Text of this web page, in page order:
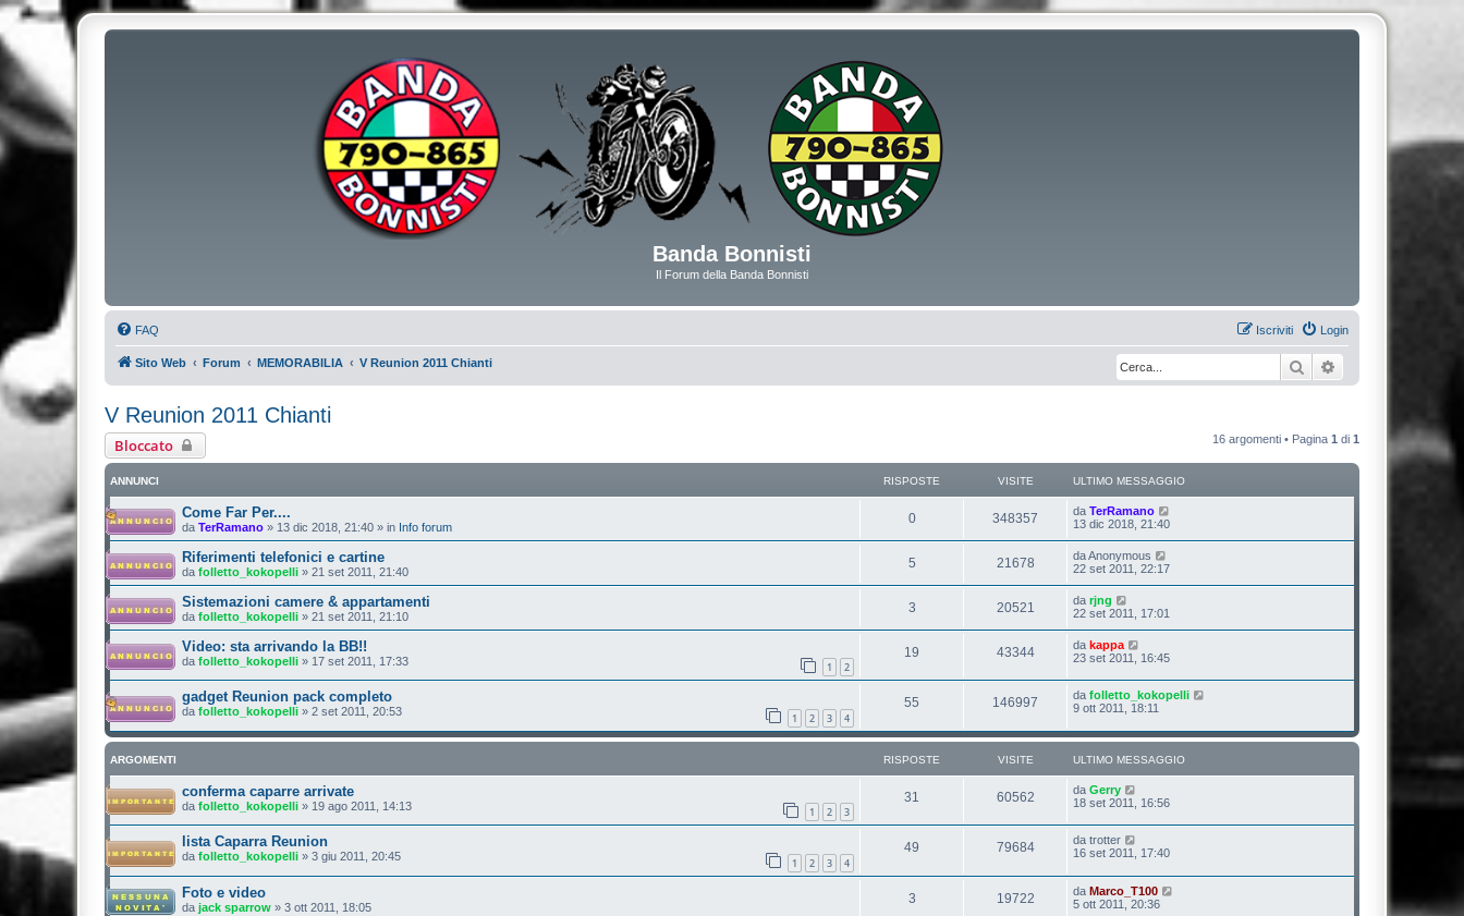
Banda Bonnisti
Il Forum della Banda Bonnisti
FAQ Login
Iscriviti
Sito Web Forum MEMORABILIA V Reunion 2011 Chianti Cerca
V Reunion 2011 Chianti
Bloccato 16 argomenti • Pagina 1 di 1
ANNUNCI RISPOSTE VISITE ULTIMO MESSAGGIO
Come Far Per....
da TerRamano » 13 dic 2018, 21:40 » in Info forum
0 348357 da TerRamano
13 dic 2018, 21:40
Riferimenti telefonici e cartine
da folletto_kokopelli » 21 set 2011, 21:40
5 21678 daAnonymous
22 set 2011, 22:17
Sistemazioni camere & appartamenti
da folletto_kokopelli » 21 set 2011, 21:10
3 20521 da rjng
22 set 2011, 17:01
Video: sta arrivando la BB!!
da folletto_kokopelli » 17 set 2011, 17:33 1 2
19 43344 da kappa
23 set 2011, 16:45
gadget Reunion pack completo
da folletto_kokopelli » 2 set 2011, 20:53 1 2 3 4
55 146997 da folletto_kokopelli
9 ott 2011, 18:11
ARGOMENTI RISPOSTE VISITE ULTIMO MESSAGGIO
conferma caparre arrivate
da folletto_kokopelli » 19 ago 2011, 14:13 1 2 3
31 60562 da Gerry
18 set 2011, 16:56
lista Caparra Reunion
da folletto_kokopelli » 3 giu 2011, 20:45 1 2 3 4
49 79684 da trotter
16 set 2011, 17:40
Foto e video
da jack sparrow » 3 ott 2011, 18:05
3 19722 da Marco_T100
5 ott 2011, 20:36